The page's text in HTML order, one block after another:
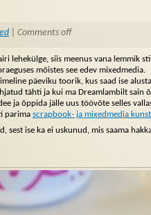
Comments off
lehekülge, siis meenus vana lemmik
mõistes see edev mixedmedia.
päeviku toorik, kus saad ise
tähti ja kui ma Dreamlambilt sain
ja õppida jälle uus töövõte selles
parima scrapbook- ja mixedmedia
sest ise ka ei uskunud, mis saama